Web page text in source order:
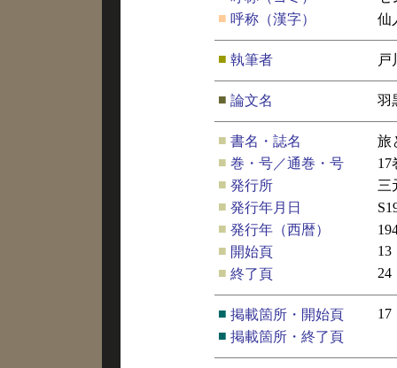
■ 呼称（漢字） 仙
■ 執筆者 戸
■ 論文名 羽
■ 書名・誌名
旅
■ 巻・号／通巻・号
17
■ 発行所
三
■ 発行年月日
■ 発行年（西暦）
■ 開始頁
13
■ 終了頁 24
■ 掲載箇所・開始頁
17
■ 掲載箇所・終了頁